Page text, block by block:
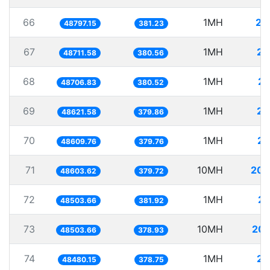
66 48797.15 381.23 1MH
67 48711.58 380.56 1MH
68 48706.83 380.52 1MH
69 48621.58 379.86 1MH
70 48609.76 379.76 1MH
71 48603.62 379.72 10MH
72 48503.66 381.92 1MH
73 48503.66 378.93 10MH
74 48480.15 378.75 1MH